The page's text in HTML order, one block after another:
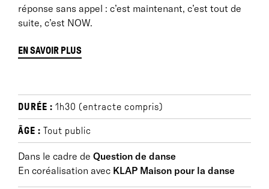
réponse sans appel : c’est maintenant, c’est tout de
suite, c’est NOW.
EN SAVOIR PLUS
NOTES D'INTENTION
Répercussions
Mes pas viennent du Flamenco, mon métissage me
rappelle d'où je viens et mes goûts sont tout
simplement le reﬂet de ma génération...Aujourd'hui
DURÉE : 1h30 (entracte compris)
ÂGE : Tout public
Dans le cadre de Question de danse
En coréalisation avec KLAP Maison pour la danse